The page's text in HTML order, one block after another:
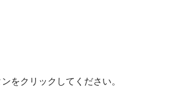
をクリックしてください。